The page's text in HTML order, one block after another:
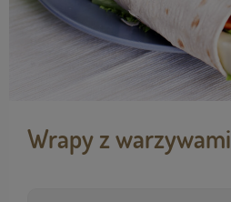
Wrapy z warzywami